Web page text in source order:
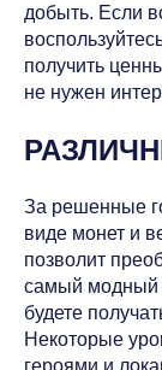
добыть. Если
получить
не нужен
За решенные
виде монет и
позволит
самый модный
будете
Некоторые
героями и